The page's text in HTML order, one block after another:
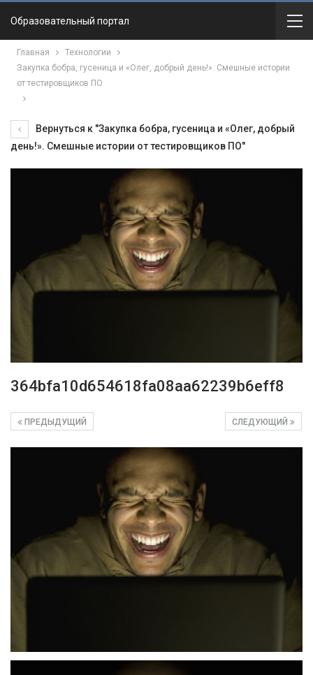
Образовательный портал
Главная
Технологии
Закупка бобра, гусеница и «Олег, добрый день!». Смешные истории
от тестировщиков ПО
Вернуться к "Закупка бобра, гусеница и «Олег, добрый
день!». Смешные истории от тестировщиков ПО"
364bfa10d654618fa08aa62239b6eff8
СЛЕДУЮЩИЙ
ПРЕДЫДУЩИЙ